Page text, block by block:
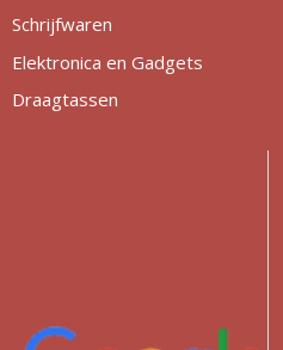
Schrijfwaren
Elektronica en Gadgets
Draagtassen